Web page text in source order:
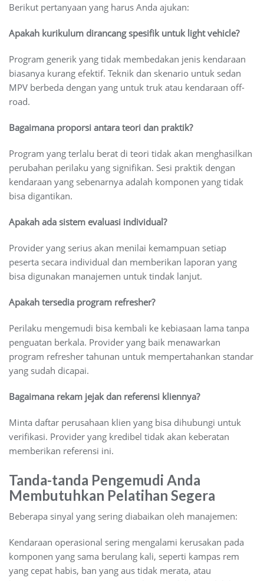
Berikut pertanyaan yang harus Anda ajukan:
Apakah kurikulum dirancang spesifik untuk light vehicle?
Program generik yang tidak membedakan jenis kendaraan
biasanya kurang efektif. Teknik dan skenario untuk sedan
MPV berbeda dengan yang untuk truk atau kendaraan off-
road.
Bagaimana proporsi antara teori dan praktik?
Program yang terlalu berat di teori tidak akan menghasilkan
perubahan perilaku yang signifikan. Sesi praktik dengan
kendaraan yang sebenarnya adalah komponen yang tidak
bisa digantikan.
Apakah ada sistem evaluasi individual?
Provider yang serius akan menilai kemampuan setiap
peserta secara individual dan memberikan laporan yang
bisa digunakan manajemen untuk tindak lanjut.
Apakah tersedia program refresher?
Perilaku mengemudi bisa kembali ke kebiasaan lama tanpa
penguatan berkala. Provider yang baik menawarkan
program refresher tahunan untuk mempertahankan standar
yang sudah dicapai.
Bagaimana rekam jejak dan referensi kliennya?
Minta daftar perusahaan klien yang bisa dihubungi untuk
verifikasi. Provider yang kredibel tidak akan keberatan
memberikan referensi ini.
Tanda-tanda Pengemudi Anda
Membutuhkan Pelatihan Segera
Beberapa sinyal yang sering diabaikan oleh manajemen:
Kendaraan operasional sering mengalami kerusakan pada
komponen yang sama berulang kali, seperti kampas rem
yang cepat habis, ban yang aus tidak merata, atau